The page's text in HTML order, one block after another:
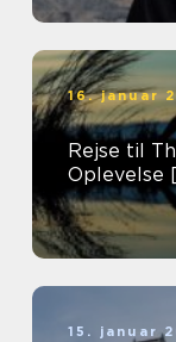
16. januar
Rejse til
Oplevelse
15. januar